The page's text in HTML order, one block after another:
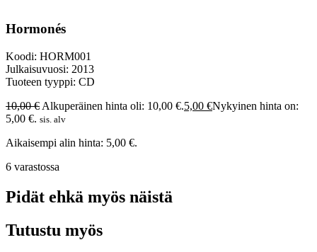
Hormonés
Koodi: HORM001
Julkaisuvuosi: 2013
Tuoteen tyyppi: CD
10,00€ Alkuperäinen hinta oli: 10,00 €.5,00 €Nykyinen hinta on:
5,00 €. sis. alv
Aikaisempi alin hinta: 5,00 €.
6 varastossa
Pidät ehkä myös näistä
Tutustu myös